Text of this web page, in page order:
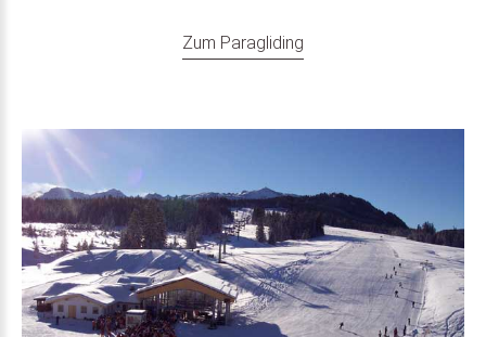
Zum Paragliding